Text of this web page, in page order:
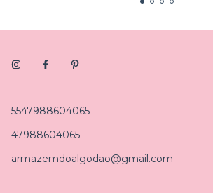
5547988604065
47988604065
armazemdoalgodao@gmail.com